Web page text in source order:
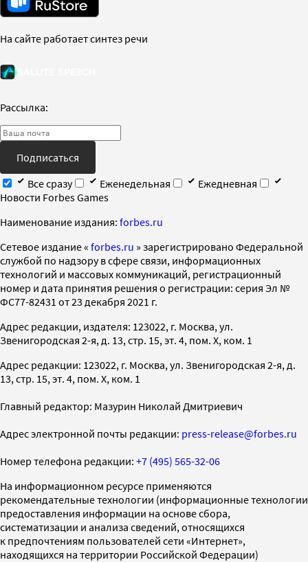
На сайте работает синтез речи
Рассылка:
Подписаться
Все сразу
Еженедельная
Ежедневная
Новости Forbes Games
Наименование издания: forbes.ru
Cетевое издание « forbes.ru » зарегистрировано Федеральной
службой по надзору в сфере связи, информационных
технологий и массовых коммуникаций, регистрационный
номер и дата принятия решения о регистрации: серия Эл №
ФС77-82431 от 23 декабря 2021 г.
Адрес редакции, издателя: 123022, г. Москва, ул.
Звенигородская 2-я, д. 13, стр. 15, эт. 4, пом. X, ком. 1
Адрес редакции: 123022, г. Москва, ул. Звенигородская 2-я, д.
13, стр. 15, эт. 4, пом. X, ком. 1
Главный редактор: Мазурин Николай Дмитриевич
Адрес электронной почты редакции: press-release@forbes.ru
Номер телефона редакции: +7 (495) 565-32-06
На информационном ресурсе применяются
рекомендательные технологии (информационные технологии
предоставления информации на основе сбора,
систематизации и анализа сведений, относящихся
к предпочтениям пользователей сети «Интернет»,
находящихся на территории Российской Федерации)